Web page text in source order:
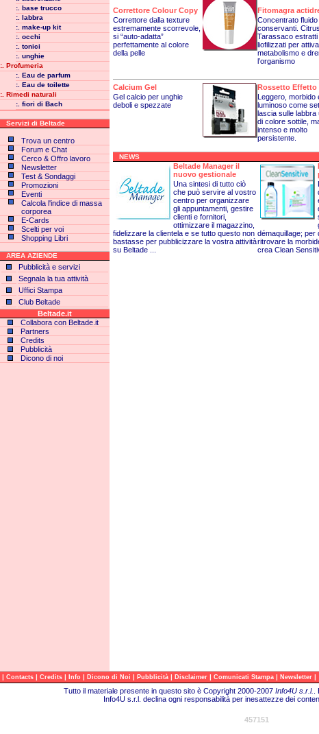
:. base trucco
:. labbra
:. make-up kit
:. occhi
:. tonici
:. unghie
:. Profumeria
:. Eau de parfum
:. Eau de toilette
:. Rimedi naturali
:. fiori di Bach
Servizi di Beltade
Trova un centro
Forum e Chat
Cerco & Offro lavoro
Newsletter
Test & Sondaggi
Promozioni
Eventi
Calcola l'indice di massa
corporea
E-Cards
Scelti per voi
Shopping Libri
AREA AZIENDE
Pubblicità e servizi
Segnala la tua attività
Uffici Stampa
Club Beltade
Beltade.it
Collabora con Beltade.it
Partners
Credits
Pubblicità
Dicono di noi
Correttore Colour Copy
Correttore dalla texture
estremamente scorrevole,
si “auto-adatta”
perfettamente al colore
della pelle
Fitomagra
Concentrato
conservanti.
Tarassaco estratti
liofilizzati per
metabolismo e
l’organismo
Calcium Gel
Gel calcio per unghie
deboli e spezzate
Rossetto Effetto
Leggero, morbido
luminoso come
lascia sulle labbra
di colore sottile,
intenso e molto
persistente.
NEWS
Beltade Manager il
nuovo gestionale
Una sintesi di tutto ciò
che può servire al vostro
centro per organizzare
gli appuntamenti, gestire
clienti e fornitori,
ottimizzare il magazzino,
fidelizzare la clientela e se tutto questo non
bastasse per pubblicizzare la vostra attività
su Beltade ...
démaquillage; per
ritrovare la
crea Clean
| Contacts | Credits | Info | Dicono di Noi | Pubblicità | Disclaimer | Comunicati Stampa | Newsletter |
Tutto il materiale presente in questo sito è Copyright 2000-2007 Info4U s.r.l.
Info4U s.r.l. declina ogni responsabilità per inesattezze dei
457151